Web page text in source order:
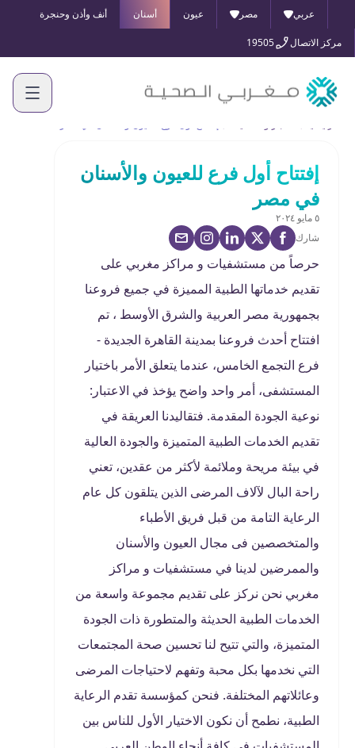
عربي مصر عيون أسنان أنف وأذن وحنجرة
مركز الاتصال 19505
إفتتاح أول فرع للعيون والأسنان
في مصر
٥ مايو ٢٠٢٤
شارك
حرصاً من مستشفيات و مراكز مغربي على
تقديم خدماتها الطبية المميزة في جميع فروعنا
بجمهورية مصر العربية والشرق الأوسط ، تم
افتتاح أحدث فروعنا بمدينة القاهرة الجديدة -
فرع التجمع الخامس، عندما يتعلق الأمر باختيار
المستشفى، أمر واحد واضح يؤخذ في الاعتبار:
نوعية الجودة المقدمة. فتقاليدنا العريقة في
تقديم الخدمات الطبية المتميزة والجودة العالية
في بيئة مريحة وملائمة لأكثر من عقدين، تعني
راحة البال لآلاف المرضى الذين يتلقون كل عام
الرعاية التامة من قبل فريق الأطباء
والمتخصصين فى مجال العيون والأسنان
والممرضين لدينا في مستشفيات و مراكز
مغربي نحن نركز على تقديم مجموعة واسعة من
الخدمات الطبية الحديثة والمتطورة ذات الجودة
المتميزة، والتي تتيح لنا تحسين صحة المجتمعات
التي نخدمها بكل محبة وتفهم لاحتياجات المرضى
وعائلاتهم المختلفة. فنحن كمؤسسة تقدم الرعاية
الطبية، نطمح أن نكون الاختيار الأول للناس بين